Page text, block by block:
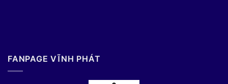
FANPAGE VĨNH PHÁT